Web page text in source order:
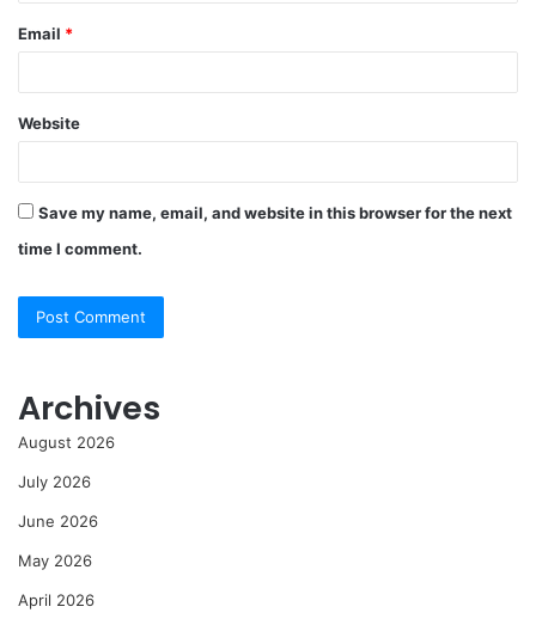
Email *
Website
Save my name, email, and website in this browser for the next
time I comment.
Archives
August 2026
July 2026
June 2026
May 2026
April 2026